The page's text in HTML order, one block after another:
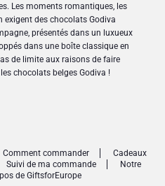
Les moments romantiques, les
exigent des chocolats Godiva
présentés dans un luxueux
dans une boîte classique en
de limite aux raisons de faire
chocolats belges Godiva !
Comment commander
Cadeaux
Suivi de ma commande
Notre
de GiftsforEurope